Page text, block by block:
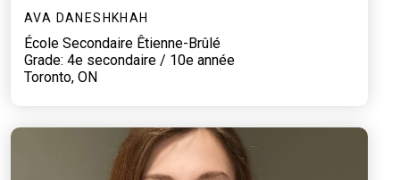
AVA DANESHKHAH
École Secondaire Êtienne-Brûlé
Grade: 4e secondaire / 10e année
Toronto, ON